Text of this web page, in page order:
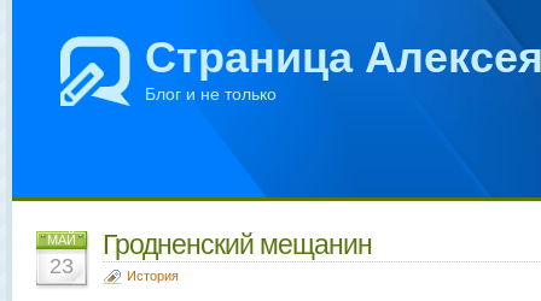
Страница
Блог и не только
МАЙ
23
Гродненский мещанин
История